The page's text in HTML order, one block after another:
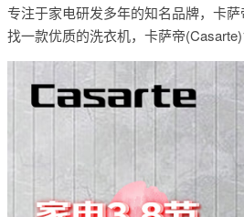
专注于家电研发多年的知名品牌，卡
找一款优质的洗衣机，卡萨帝